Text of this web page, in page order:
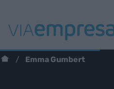
Emma Gumbert